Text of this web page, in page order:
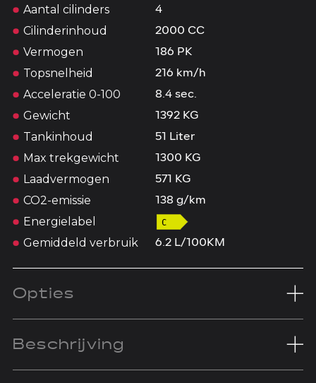
Aantal cilinders 4
Cilinderinhoud 2000 CC
Vermogen 186 PK
Topsnelheid 216 km/h
Acceleratie 0-100 8.4 sec.
Gewicht 1392 KG
Tankinhoud 51 Liter
Max trekgewicht 1300 KG
Laadvermogen 571 KG
CO2-emissie 138 g/km
Energielabel
Gemiddeld verbruik
6.2 L/100KM
Opties
Beschrijving